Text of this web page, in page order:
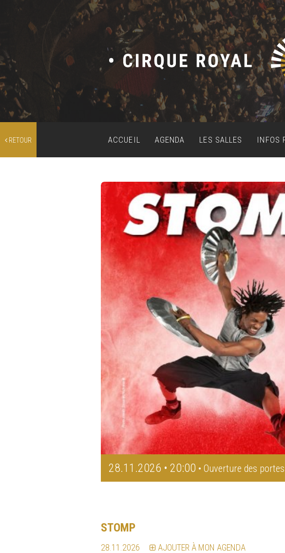
RETOUR ACCUEIL AGENDA LES SALLES INFOS
28.11.2026 • 20:00 • Ouverture des
STOMP
28.11.2026 AJOUTER À MON AGENDA